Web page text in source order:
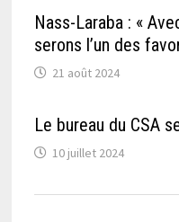
Nass-Laraba : «
serons l’un des
21 août 2024
Le bureau du CSA
10 juillet 2024